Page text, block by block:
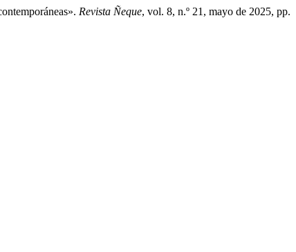
Revista Ñeque, vol. 8, n.º 21, mayo de 2025, pp.